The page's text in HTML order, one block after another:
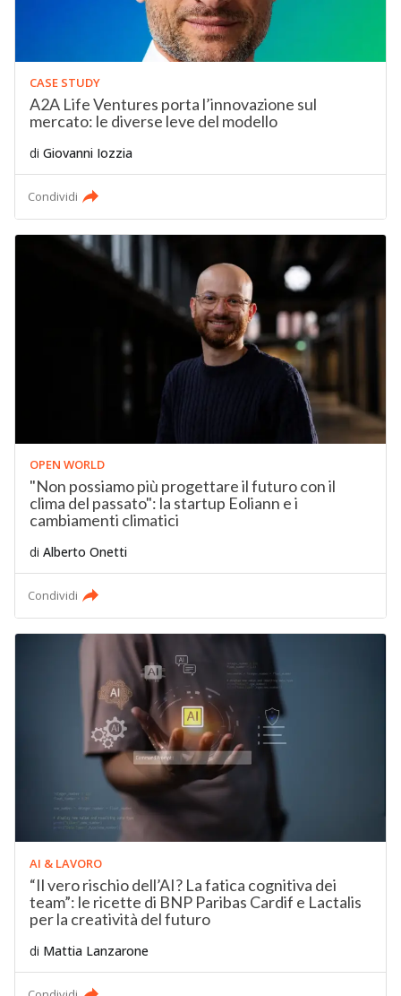
CASE STUDY
A2A Life Ventures porta l’innovazione sul
mercato: le diverse leve del modello
di Giovanni Iozzia
Condividi
OPEN WORLD
"Non possiamo più progettare il futuro con il
clima del passato": la startup Eoliann e i
cambiamenti climatici
di Alberto Onetti
Condividi
AI & LAVORO
“Il vero rischio dell’AI? La fatica cognitiva dei
team”: le ricette di BNP Paribas Cardif e Lactalis
per la creatività del futuro
di Mattia Lanzarone